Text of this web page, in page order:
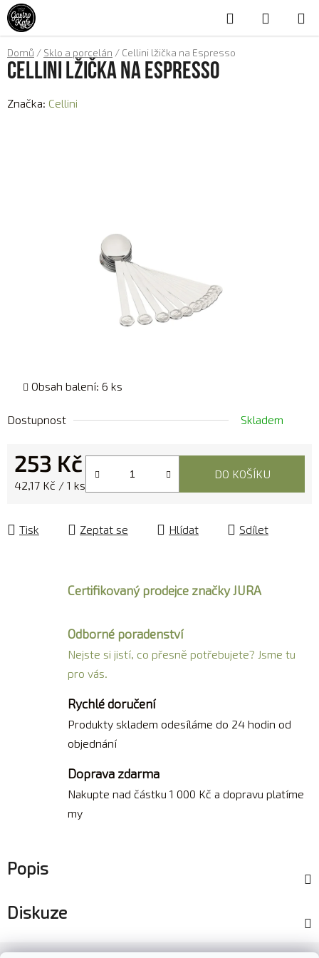
Přejít
na
obsah
Hledat
KOŠÍK
Domů / Sklo a porcelán / Cellini lžička na Espresso
Obsah balení: 6 ks
Dostupnost Skladem
253 Kč
Měrná cena:
42,17 Kč / 1 ks
DO KOŠÍKU
Tisk Zeptat se Hlídat Sdílet
Cellini lžička na Espresso
Značka: Cellini
Certifikovaný prodejce značky JURA
Odborné poradenství
Nejste si jistí, co přesně potřebujete? Jsme tu
pro vás.
Rychlé doručení
Produkty skladem odesíláme do 24 hodin od
objednání
Doprava zdarma
Nakupte nad částku 1 000 Kč a dopravu platíme
my
Popis
Diskuze
Z